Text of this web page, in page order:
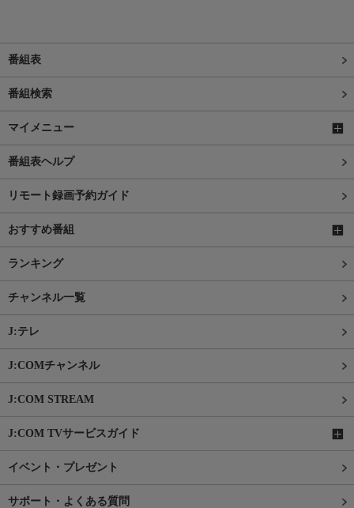
番組表
番組検索
マイメニュー
番組表ヘルプ
リモート録画予約ガイド
おすすめ番組
ランキング
チャンネル一覧
J:テレ
J:COMチャンネル
J:COM STREAM
J:COM TVサービスガイド
イベント・プレゼント
サポート・よくある質問